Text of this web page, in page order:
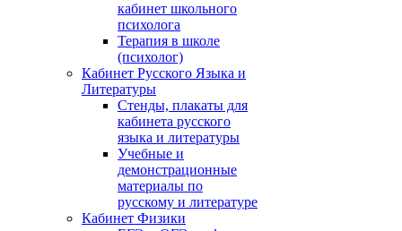
кабинет школьного
психолога
Терапия в школе
(психолог)
Кабинет Русского Языка и
Литературы
Стенды, плакаты для
кабинета русского
языка и литературы
Учебные и
демонстрационные
материалы по
русскому и литературе
Кабинет Физики